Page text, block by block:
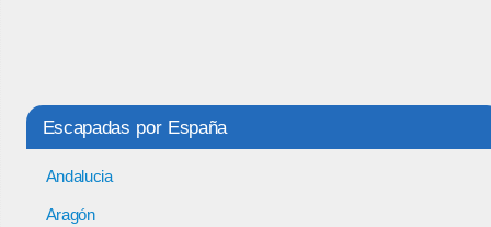
Escapadas por España
Andalucia
Aragón